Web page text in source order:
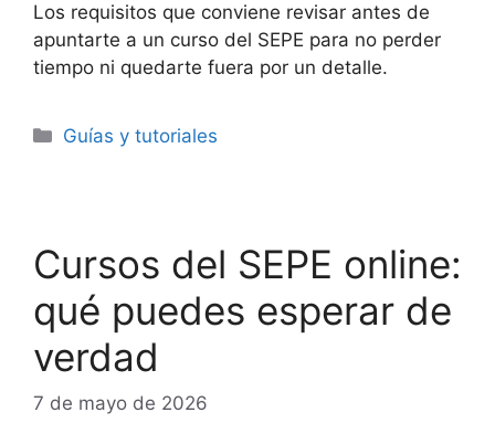
Los requisitos que conviene revisar antes de
apuntarte a un curso del SEPE para no perder
tiempo ni quedarte fuera por un detalle.
Categorías
Guías y tutoriales
Cursos del SEPE online:
qué puedes esperar de
verdad
7 de mayo de 2026